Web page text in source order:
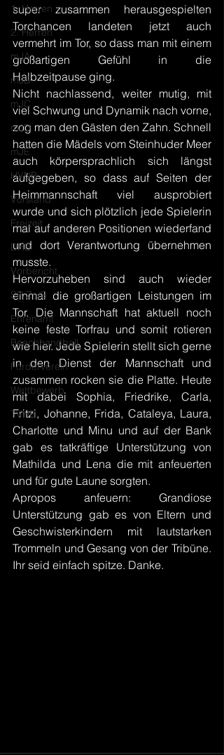
1. Herren
2. Herren
mJA
mJB
mJC
mJD
mJE
HVNB
Vorstand
Freizeit
DHB
Vorbericht
SR Zn/S
Ehrenamt
Beachhandball
Förderverein
Wettbewerb
TVHB
super zusammen herausgespielten
Torchancen landeten jetzt auch
vermehrt im Tor, so dass man mit einem
großartigen Gefühl in die
Halbzeitpause ging.
Nicht nachlassend, weiter mutig, mit
viel Schwung und Dynamik nach vorne,
zog man den Gästen den Zahn. Schnell
hatten die Mädels vom Steinhuder Meer
auch körpersprachlich sich längst
aufgegeben, so dass auf Seiten der
Heimmannschaft viel ausprobiert
wurde und sich plötzlich jede Spielerin
mal auf anderen Positionen wiederfand
und dort Verantwortung übernehmen
musste.
Hervorzuheben sind auch wieder
einmal die großartigen Leistungen im
Tor. Die Mannschaft hat aktuell noch
keine feste Torfrau und somit rotieren
wie hier. Jede Spielerin stellt sich gerne
in den Dienst der Mannschaft und
zusammen rocken sie die Platte. Heute
mit dabei Sophia, Friedrike, Carla,
Fritzi, Johanne, Frida, Cataleya, Laura,
Charlotte und Minu und auf der Bank
gab es tatkräftige Unterstützung von
Mathilda und Lena die mit anfeuerten
und für gute Laune sorgten.
Apropos anfeuern: Grandiose
Unterstützung gab es von Eltern und
Geschwisterkindern mit lautstarken
Trommeln und Gesang von der Tribüne.
Ihr seid einfach spitze. Danke.